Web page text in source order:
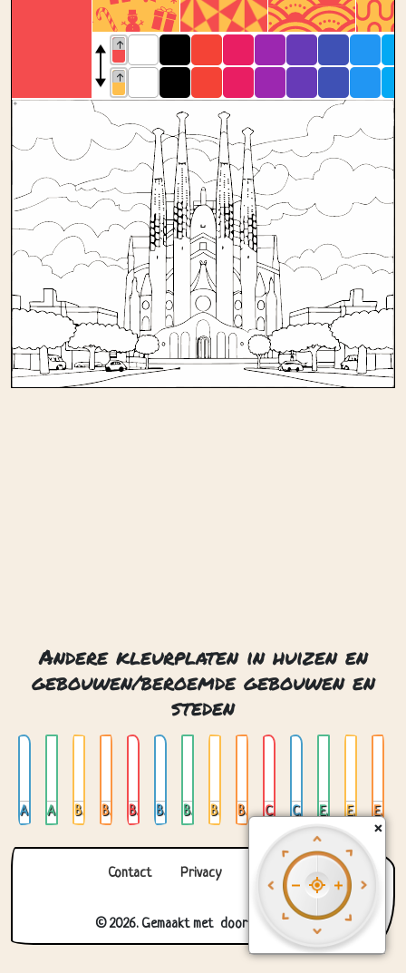
Andere kleurplaten in huizen en
gebouwen/beroemde gebouwen en
steden
Amsterdam 01 Amsterdam 02 Big ben Big ben londen Brandenburger tor Brandenburger tor berlijn Burj al arab dubai Burj khalifa Burj khalifa dubai Chichen itza mexico Colosseum rome Eiffel toren Eiffel tower parijs Eiffeltoren in parijs
Contact Privacy Over ons
© 2026. Gemaakt met door Zygomatic .
×